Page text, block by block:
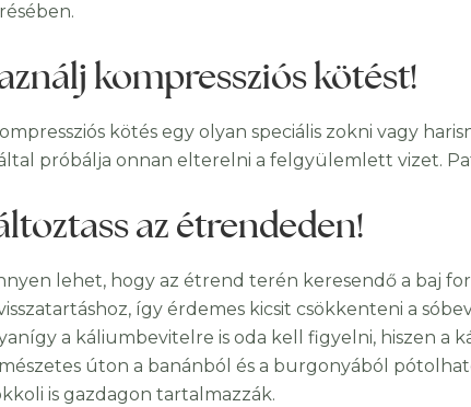
kompressziós kötést!
kötés egy olyan speciális zokni vagy
próbálja onnan elterelni a felgyülemlett vizet.
az étrendeden!
lehet, hogy az étrend terén keresendő a baj
így érdemes kicsit csökkenteni a
a káliumbevitelre is oda kell figyelni, hiszen a
úton a banánból és a burgonyából
is gazdagon tartalmazzák.